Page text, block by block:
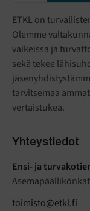
ETKL on
Olemme
vaikeissa ja
sekä tekee
tarvitsemaa
vertaistukea.
Yhteystiedot
Ensi- ja
toimisto@etkl.fi